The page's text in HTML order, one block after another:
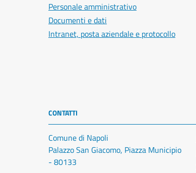
Personale amministrativo
Documenti e dati
Intranet, posta aziendale e protocollo
CONTATTI
Comune di Napoli
Palazzo San Giacomo, Piazza Municipio
- 80133